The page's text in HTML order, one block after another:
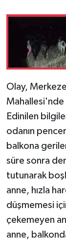
Olay,
Edinilen
odanın
balkona
süre sonra
tutunarak
anne, hızla
düşmemesi
çekemeyen
anne,